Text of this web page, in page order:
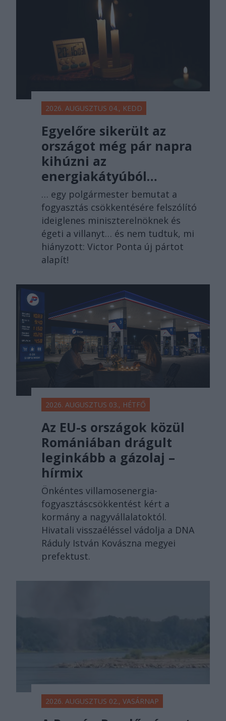
2026. AUGUSZTUS 04., KEDD
Egyelőre sikerült az
országot még pár napra
kihúzni az
energiakátyúból…
… egy polgármester bemutat a
fogyasztás csökkentésére felszólító
ideiglenes miniszterelnöknek és
égeti a villanyt… és nem tudtuk, mi
hiányzott: Victor Ponta új pártot
alapít!
2026. AUGUSZTUS 03., HÉTFŐ
Az EU-s országok közül
Romániában drágult
leginkább a gázolaj –
hírmix
Önkéntes villamosenergia-
fogyasztáscsökkentést kért a
kormány a nagyvállalatoktól.
Hivatali visszaéléssel vádolja a DNA
Ráduly István Kovászna megyei
prefektust.
2026. AUGUSZTUS 02., VASÁRNAP